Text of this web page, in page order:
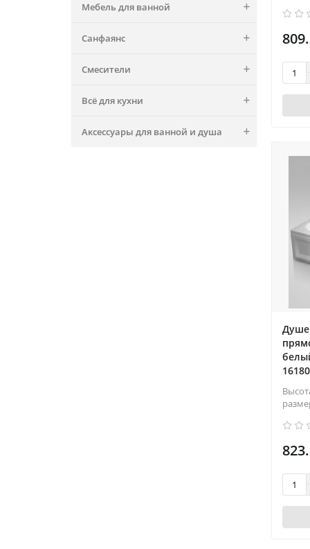
900x800
6
34
900х700
2
900х700х240
1
Мебель для ванной
Санфаянс
Смесители
Всё для кухни
Аксессуары для ванной и душа